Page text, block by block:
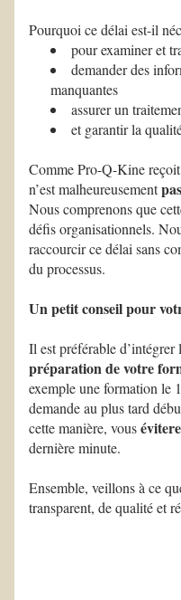
Pourquoi ce délai est-il
pour examiner et
demander des
manquantes
assurer un
et garantir la
Comme Pro-Q-Kine
n’est malheureusement
Nous comprenons que
défis organisationnels.
raccourcir ce délai sans
du processus.
Un petit conseil pour
Il est préférable d’intégrer
préparation de votre
exemple une formation le
demande au plus tard
cette manière, vous
dernière minute.
Ensemble, veillons à ce
transparent, de qualité et